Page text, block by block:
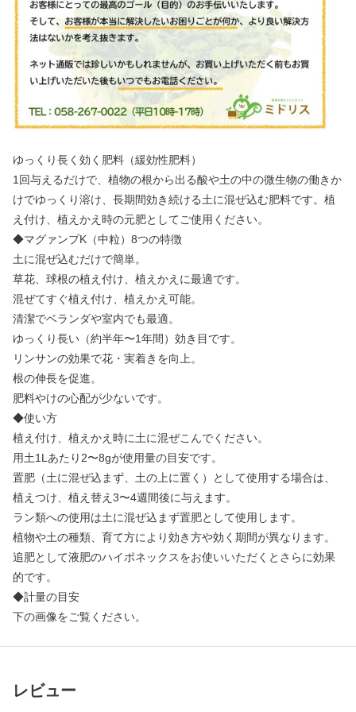
ゆっくり長く効く肥料（緩効性肥料）
1回与えるだけで、植物の根から出る酸や土の中の微生物の働きか
けでゆっくり溶け、長期間効き続ける土に混ぜ込む肥料です。植
え付け、植えかえ時の元肥としてご使用ください。
◆マグァンプK（中粒）8つの特徴
土に混ぜ込むだけで簡単。
草花、球根の植え付け、植えかえに最適です。
混ぜてすぐ植え付け、植えかえ可能。
清潔でベランダや室内でも最適。
ゆっくり長い（約半年〜1年間）効き目です。
リンサンの効果で花・実着きを向上。
根の伸長を促進。
肥料やけの心配が少ないです。
◆使い方
植え付け、植えかえ時に土に混ぜこんでください。
用土1Lあたり2〜8gが使用量の目安です。
置肥（土に混ぜ込まず、土の上に置く）として使用する場合は、
植えつけ、植え替え3〜4週間後に与えます。
ラン類への使用は土に混ぜ込まず置肥として使用します。
植物や土の種類、育て方により効き方や効く期間が異なります。
追肥として液肥のハイポネックスをお使いいただくとさらに効果
的です。
◆計量の目安
下の画像をご覧ください。
レビュー